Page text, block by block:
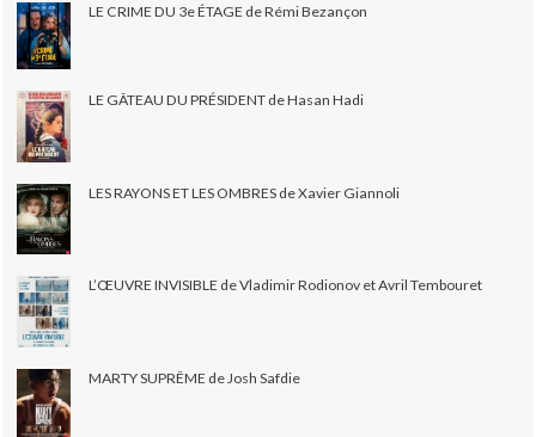
LE CRIME DU 3e ÉTAGE de Rémi Bezançon
LE GÂTEAU DU PRÉSIDENT de Hasan Hadi
LES RAYONS ET LES OMBRES de Xavier Giannoli
L’ŒUVRE INVISIBLE de Vladimir Rodionov et Avril Tembouret
MARTY SUPRÊME de Josh Safdie